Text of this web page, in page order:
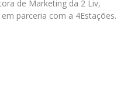
de Marketing da 2 Liv,
parceria com a 4Estações.